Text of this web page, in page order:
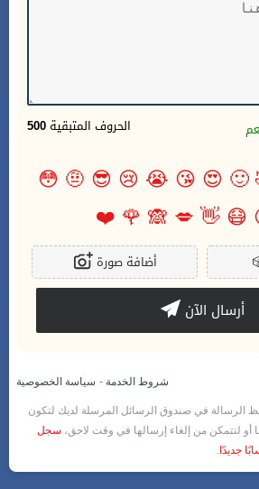
500 الحروف المتبقية
🙂
😍
😘
😭
😢
😎
🤨
😳
😷
👋
💋
🙈
🌹
❤️
أضافة صورة
أرسال الآن
شروط الخدمة - سياسة الخصوصية
الرسالة في صندوق الرسائل المرسلة لديك لتكون
أو لتتمكن من إلغاء إرسالها في وقت لاحق، سجل
جديدًا .